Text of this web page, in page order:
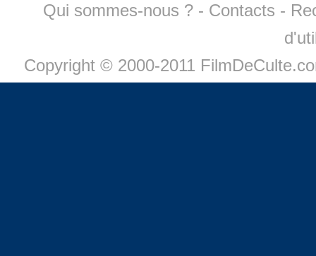
Qui sommes-nous ? - Contacts -
Copyright © 2000-2011